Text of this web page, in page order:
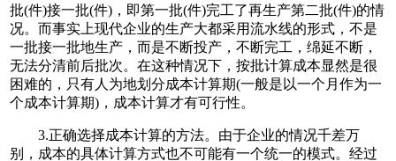
批(件)接一批(件)，即第一批(件)完工了再生产第二批(件)的情
况。而事实上现代企业的生产大都采用流水线的形式，不是
一批接一批地生产，而是不断投产，不断完工，绵延不断，
无法分清前后批次。在这种情况下，按批计算成本显然是很
困难的，只有人为地划分成本计算期(一般是以一个月作为一
个成本计算期)，成本计算才有可行性。
3.正确选择成本计算的方法。由于企业的情况千差万
别，成本的具体计算方式也不可能有一个统一的模式。经过